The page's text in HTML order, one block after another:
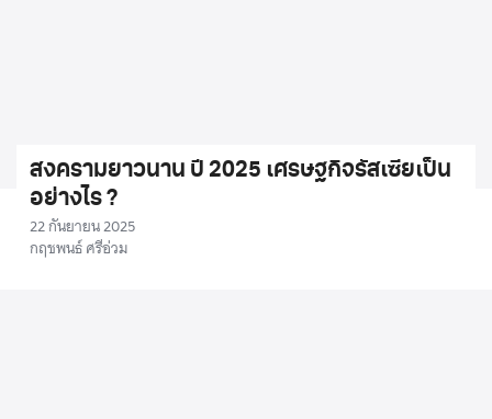
สงครามยาวนาน ปี 2025 เศรษฐกิจรัสเซียเป็น
อย่างไร ?
22 กันยายน 2025
กฤชพนธ์ ศรีอ่วม